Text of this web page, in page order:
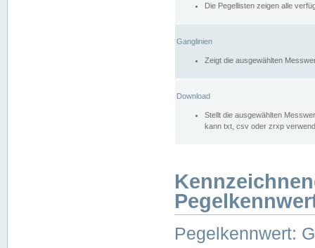
Die Pegellisten zeigen alle
Ganglinien
Zeigt die ausgewählten
Download
Stellt die ausgewählten
kann txt, csv oder zrxp
Pegelkennwert: